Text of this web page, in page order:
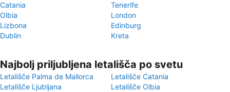
Catania
Tenerife
Olbia
London
Lizbona
Edinburg
Dublin
Kreta
Najbolj priljubljena letališča po svetu
Letališče Palma de Mallorca
Letališče Catania
Letališče Ljubljana
Letališče Olbia